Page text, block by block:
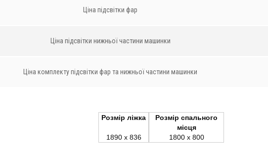
Ціна підсвітки фар
Ціна підсвітки нижньої частини машинки
Ціна комплекту підсвітки фар та нижньої частини машинки
Розмір ліжка
1890 x 836
Розмір спального
місця
1800 x 800